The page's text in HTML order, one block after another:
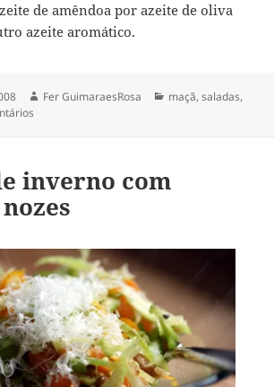
de amêndoa por azeite de oliva
azeite aromático.
Autor
Fer GuimaraesRosa Categorias
maçã,saladas,
inverno com